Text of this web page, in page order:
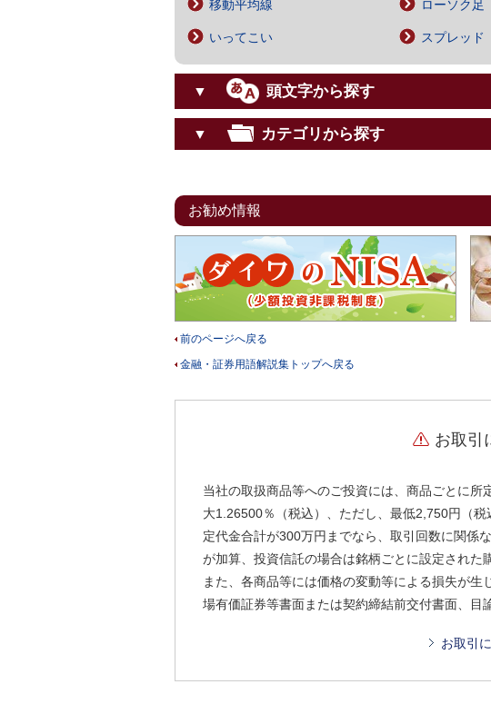
移動平均線 ローソク足
いってこい スプレッド
▼ 頭文字から探す
▼ カテゴリから探す
お勧め情報
前のページへ戻る
金融・証券用語解説集トップへ戻る
お取引
当社の取扱商品等へのご投資には、商品ごとに
大1.26500％（税込）、ただし、最低2,750円（
定代金合計が300万円までなら、取引回数に関係
が加算、投資信託の場合は銘柄ごとに設定された
また、各商品等には価格の変動等による損失が
場有価証券等書面または契約締結前交付書面、目
お取引